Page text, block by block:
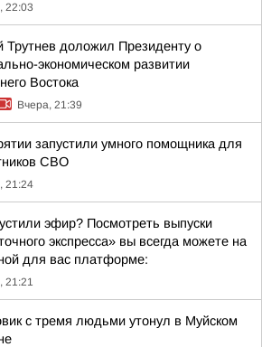
22:03
Трутнев доложил Президенту о
экономическом развитии
Востока
Вчера, 21:39
запустили умного помощника для
СВО
21:24
эфир? Посмотреть выпуски
экспресса» вы всегда можете на
для вас платформе:
21:21
с тремя людьми утонул в Муйском